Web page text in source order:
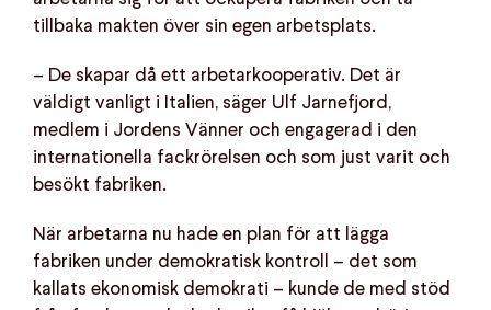
tillbaka makten över sin egen arbetsplats.
– De skapar då ett arbetarkooperativ. Det är
väldigt vanligt i Italien, säger Ulf Jarnefjord,
medlem i Jordens Vänner och engagerad i den
internationella fackrörelsen och som just varit och
besökt fabriken.
När arbetarna nu hade en plan för att lägga
fabriken under demokratisk kontroll – det som
kallats ekonomisk demokrati – kunde de med stöd